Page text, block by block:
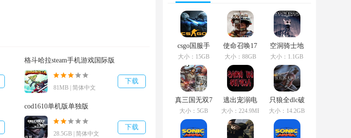
格斗哈拉steam手机游戏国际版
81MB | 简体中文
下载
cod1610单机版单独版
28.5GB | 简体中文
下载
csgo国服手
游客户端网
游版
大小：15GB
使命召唤17
单机版单机
大小：88GB
空洞骑士地
形图高清单
大小：1.1GB
真三国无双7
单机版完全
免费精简版
大小：5GB
逃出宠溺电
脑上最新版
大小：224.9MB
只狼全dlc破
译最新版本
大小：14.2GB